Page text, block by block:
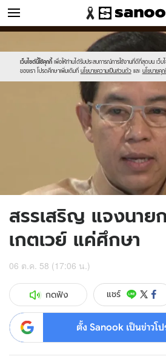
ข่าว
เว็บไซต์นี้ใช้คุกกี้ เพื่อให้ท่านได้รับประสบการณ์การใช้งานที่ดีที่สุดบน เว็บ
ของเรา โปรดศึกษาเพิ่มเติมที่ นโยบายความเป็นส่วนตัว และ นโยบายคุก
//s.isanook.com/sr/0/images/logo-
new-
sanook.png
//s.isanook.com/ns/0/ud/375/1877754/
01.jpg
สรรเสริญ แจงนาย
เกตเวย์ แค่ศึกษา
06 ต.ค. 58 (17:06 น.)
กดฟัง แชร์
ตั้ง Sanook เป็นข่าวโ